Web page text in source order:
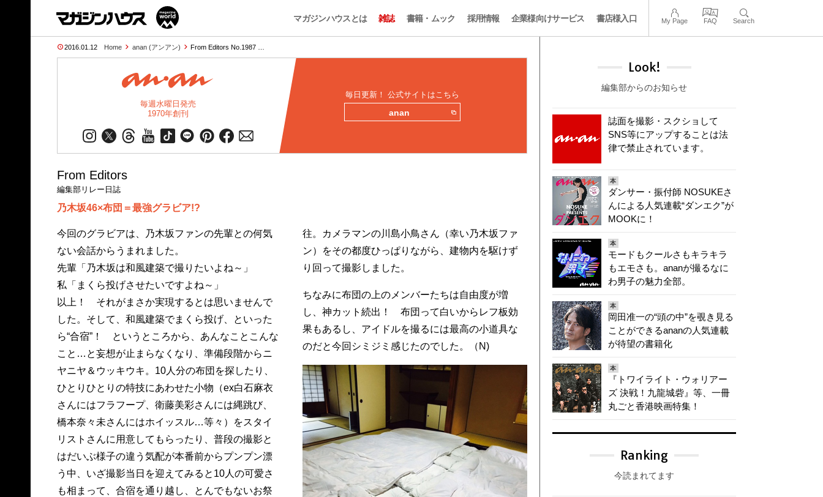
マガジンハウスとは 雑誌 書籍・ムック 採用情報 企業様向けサービス 書店様入口 My Page FAQ Search
2016.01.12 Home anan (アンアン) From Editors No.1987 …
毎週水曜日発売
1970年創刊
毎日更新！ 公式サイトはこちら
anan
From Editors
編集部リレー日誌
乃木坂46×布団＝最強グラビア!?
今回のグラビアは、乃木坂ファンの先輩との何気
ない会話からうまれました。
先輩「乃木坂は和風建築で撮りたいよね～」
私「まくら投げさせたいですよね～」
以上！ それがまさか実現するとは思いませんで
した。そして、和風建築でまくら投げ、といった
ら“合宿”！ というところから、あんなことこんな
こと…と妄想が止まらなくなり、準備段階からニ
ヤニヤ＆ウッキウキ。10人分の布団を探したり、
ひとりひとりの特技にあわせた小物（ex白石麻衣
さんにはフラフープ、衛藤美彩さんには縄跳び、
橋本奈々未さんにはホイッスル…等々）をスタイ
リストさんに用意してもらったり、普段の撮影と
はだいぶ様子の違う気配が本番前からプンプン漂
う中、いざ撮影当日を迎えてみると10人の可愛さ
も相まって、合宿を通り越し、とんでもないお祭
往。カメラマンの川島小鳥さん（幸い乃木坂ファ
ン）をその都度ひっぱりながら、建物内を駆けず
り回って撮影しました。
ちなみに布団の上のメンバーたちは自由度が増
し、神カット続出！ 布団って白いからレフ板効
果もあるし、アイドルを撮るには最高の小道具な
のだと今回シミジミ感じたのでした。（N)
Look!
編集部からのお知らせ
誌面を撮影・スクショして
SNS等にアップすることは法
律で禁止されています。
本
ダンサー・振付師 NOSUKEさ
んによる人気連載“ダンエク”が
MOOKに！
本
モードもクールさもキラキラ
もエモさも。ananが撮るなに
わ男子の魅力全部。
本
岡田准一の“頭の中”を覗き見る
ことができるananの人気連載
が待望の書籍化
本
『トワイライト・ウォリアー
ズ 決戦！九龍城砦』等、一冊
丸ごと香港映画特集！
Ranking
今読まれてます